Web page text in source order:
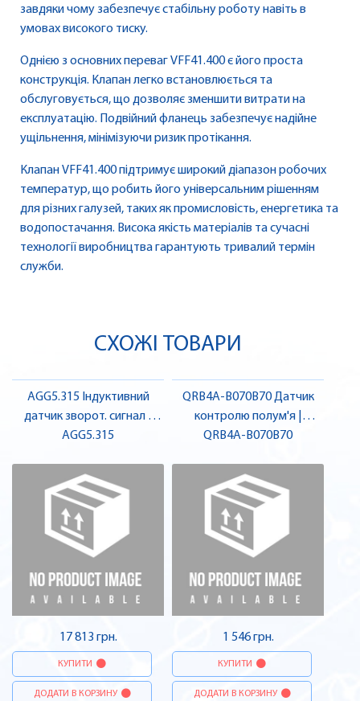
завдяки чому забезпечує стабільну роботу навіть в
умовах високого тиску.
Однією з основних переваг VFF41.400 є його проста
конструкція. Клапан легко встановлюється та
обслуговується, що дозволяє зменшити витрати на
експлуатацію. Подвійний фланець забезпечує надійне
ущільнення, мінімізуючи ризик протікання.
Клапан VFF41.400 підтримує широкий діапазон робочих
температур, що робить його універсальним рішенням
для різних галузей, таких як промисловість, енергетика та
водопостачання. Висока якість матеріалів та сучасні
технології виробництва гарантують тривалий термін
служби.
СХОЖІ ТОВАРИ
AGG5.315 Індуктивний
датчик зворот. сигнал |
SIEMENS
AGG5.315
17 813 грн.
КУПИТИ
ДОДАТИ В КОРЗИНУ
QRB4A-B070B70 Датчик
контролю полум'я |
SIEMENS
QRB4A-B070B70
1 546 грн.
КУПИТИ
ДОДАТИ В КОРЗИНУ